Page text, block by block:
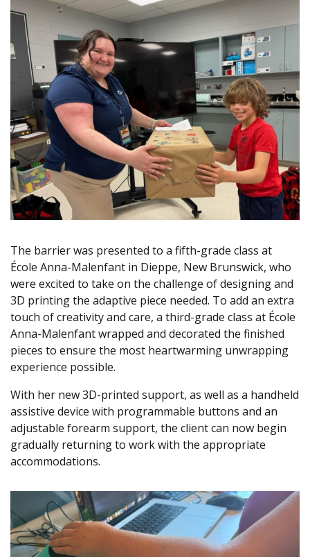
The barrier was presented to a fifth-grade class at
École Anna-Malenfant in Dieppe, New Brunswick, who
were excited to take on the challenge of designing and
3D printing the adaptive piece needed. To add an extra
touch of creativity and care, a third-grade class at École
Anna-Malenfant wrapped and decorated the finished
pieces to ensure the most heartwarming unwrapping
experience possible.
With her new 3D-printed support, as well as a handheld
assistive device with programmable buttons and an
adjustable forearm support, the client can now begin
gradually returning to work with the appropriate
accommodations.